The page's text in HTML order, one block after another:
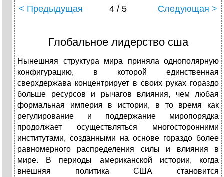
< Предыдущая 4 / 5 Следующая >
Глобальное лидерство сша
Нынешняя структура мира приняла однополярную
конфигурацию, в которой единственная
сверхдержава концентрирует в своих руках гораздо
больше ресурсов и рычагов влияния, чем любая
формальная империя в истории, в то время как
регулирование и поддержание миропорядка
продолжает осуществляться многосторонними
институтами, созданными на основе гораздо более
равномерного распределения силы и влияния в
мире. В периоды американской истории, когда
внешняя политика США становится